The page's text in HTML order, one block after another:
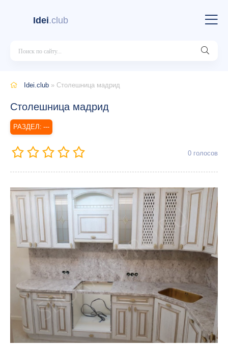
Idei.club
Idei.club » Столешница мадрид
Столешница мадрид
---
0 голосов